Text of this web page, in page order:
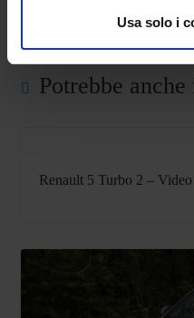
Usa solo i
I vostri articoli: Ho
Potrebbe
Renault 5 Turbo 2 – Video